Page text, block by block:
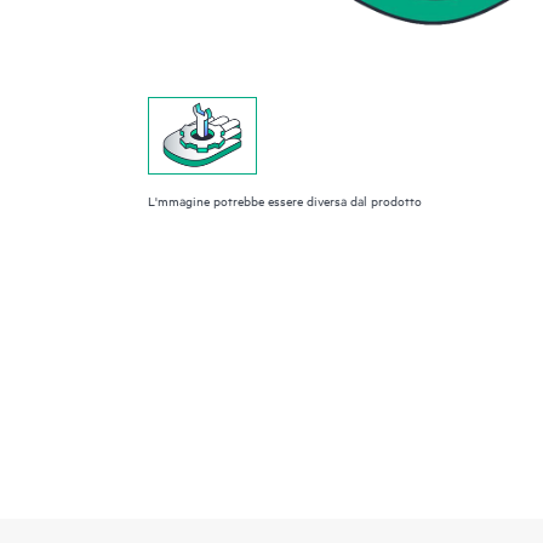
L'mmagine potrebbe essere diversa dal prodotto